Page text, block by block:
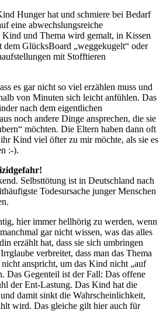
Hunger hat und schmiere bei Bedarf
eine abwechslungsreiche
Kind und Thema wird gemalt, in Kissen
dem GlücksBoard „weggekugelt“ oder
mit Stofftieren
es gar nicht so viel erzählen muss und
von Minuten sich leicht anfühlen. Das
nach dem eigentlichen
noch andere Dinge ansprechen, die sie
möchten. Die Eltern haben dann oft
ihr Kind viel öfter zu mir möchte, als sie es
:-).
Selbsttötung ist in Deutschland nach
Todesursache junger Menschen
hier immer hellhörig zu werden, wenn
gar nicht wissen, was das alles
erzählt hat, dass sie sich umbringen
verbreitet, dass man das Thema
anspricht, um das Kind nicht „auf
Das Gegenteil ist der Fall: Das offene
der Ent-Lastung. Das Kind hat die
damit sinkt die Wahrscheinlichkeit,
wird. Das gleiche gilt hier auch für